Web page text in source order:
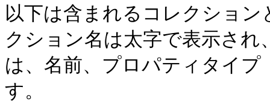
以下は含まれるコレクショ
クション名は太字で表示さ
は、名前、プロパティタイ
す。